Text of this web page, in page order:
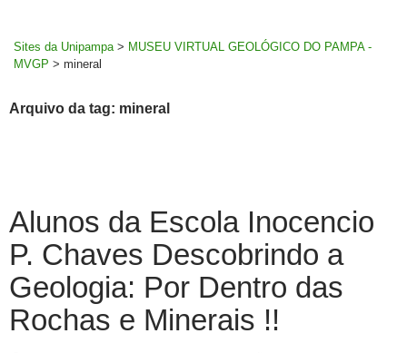
Sites da Unipampa > MUSEU VIRTUAL GEOLÓGICO DO PAMPA -
MVGP > mineral
Arquivo da tag: mineral
Alunos da Escola Inocencio
P. Chaves Descobrindo a
Geologia: Por Dentro das
Rochas e Minerais !!